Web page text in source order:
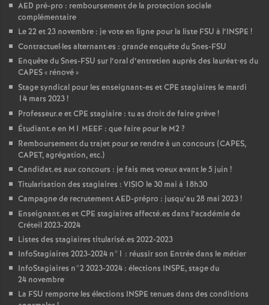
AED pré-pro : remboursement de la protection sociale
complémentaire
Le 22 et 23 novembre : je vote en ligne pour la liste FSU à l’INSPE !
Contractuel·les alternant·es : grande enquête du Snes-FSU
Enquête du Snes-FSU sur l’oral d’entretien auprès des lauréat•es du
CAPES« rénové»
Stage syndical pour les enseignant-es etCPE stagiaires le mardi
14 mars 2023!
Professeur.e etCPE stagiaire : tu as droit de faire grève!
Étudiant.e en M1 MEEF : que faire pour le M2?
Remboursement du trajet pour se rendre à un concours (CAPES,
CAPET, agrégation, etc.)
Candidat.es aux concours : je fais mes voeux avant le 5 juin !
Titularisation des stagiaires : VISIO le 30 mai à 18h30
Campagne de recrutementAED-prépro : jusqu’au 28 mai 2023!
Enseignant.es etCPE stagiaires affecté.es dans l’académie de
Créteil 2023-2024
Listes des stagiaires titularisé.es 2022-2023
InfoStagiaires 2023-2024 n°1 : réussir son Entrée dans le métier
InfoStagiaires n°2 2023-2024 : élections INSPE, stage du
24 novembre
La FSU remporte les élections INSPE tenues dans des conditions